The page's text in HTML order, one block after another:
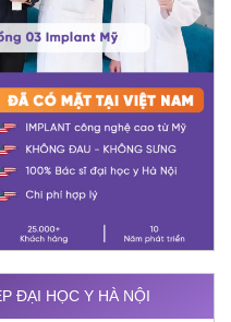
ĐẠI HỌC Y HÀ NỘI